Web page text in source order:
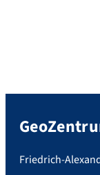
Friedrich-